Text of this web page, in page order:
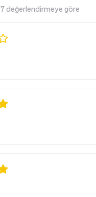
7 değerlendirmeye göre